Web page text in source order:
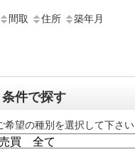
間取 住所
築年月
条件で探す
希望の種別を選択して下さい